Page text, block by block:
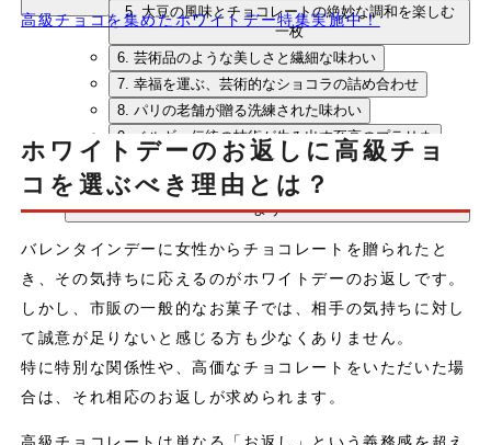
5. 大豆の風味とチョコレートの絶妙な調和を楽しむ
一枚
6. 芸術品のような美しさと繊細な味わい
7. 幸福を運ぶ、芸術的なショコラの詰め合わせ
8. パリの老舗が贈る洗練された味わい
9. ベルギー伝統の技術が生み出す至高のプラリネ
10. 宝石のような輝きを放つ絶品トリュフ
まとめ：心を込めた高級チョコレートで感謝の気持ちを伝え
よう
高級チョコを集めたホワイトデー特集実施中！
ホワイトデーのお返しに高級チョ
コを選ぶべき理由とは？
バレンタインデーに女性からチョコレートを贈られたと
き、その気持ちに応えるのがホワイトデーのお返しです。
しかし、市販の一般的なお菓子では、相手の気持ちに対し
て誠意が足りないと感じる方も少なくありません。
特に特別な関係性や、高価なチョコレートをいただいた場
合は、それ相応のお返しが求められます。